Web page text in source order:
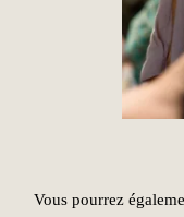
Vous pourrez